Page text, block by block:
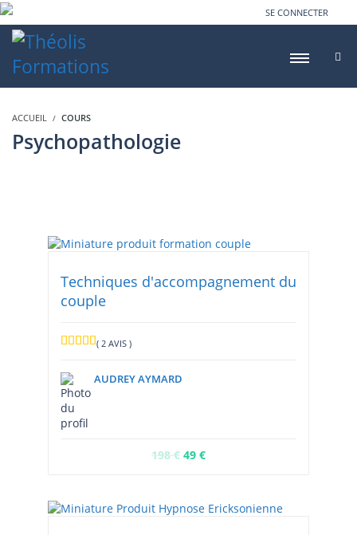
SE CONNECTER
ACCUEIL COURS
Psychopathologie
Techniques d'accompagnement du
couple
( 2 AVIS )
AUDREY AYMARD
198 € 49 €